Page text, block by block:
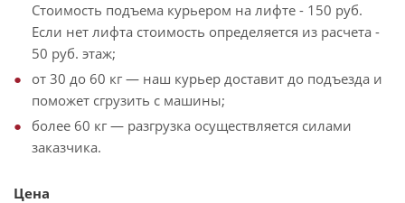
Стоимость подъема курьером на лифте - 150 руб.
Если нет лифта стоимость определяется из расчета -
50 руб. этаж;
от 30 до 60 кг — наш курьер доставит до подъезда и
поможет сгрузить с машины;
более 60 кг — разгрузка осуществляется силами
заказчика.
Цена